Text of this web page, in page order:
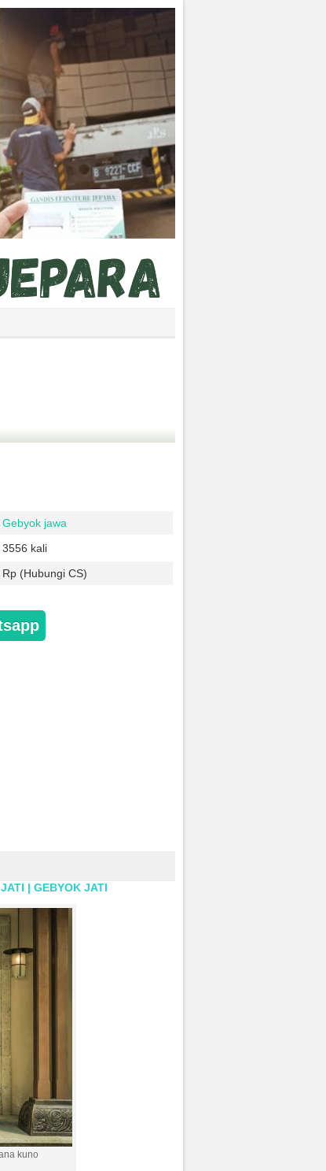
Gebyok jawa
3556 kali
Rp (Hubungi CS)
| GEBYOK JATI
kuno